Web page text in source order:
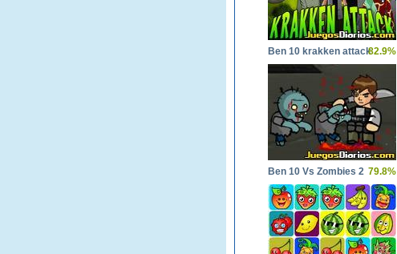
Ben 10 krakken attack82.9%
Ben 10 Vs Zombies 2 79.8%